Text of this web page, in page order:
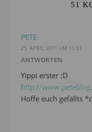
51
PETE
25. APRIL 2011 UM 11:51
ANTWORTEN
Yippi erster ;D
http://
Hoffe euch gefällts